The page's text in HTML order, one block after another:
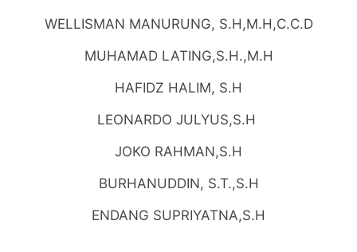
WELLISMAN MANURUNG, S.H,M.H,C.C.D
MUHAMAD LATING,S.H.,M.H
HAFIDZ HALIM, S.H
LEONARDO JULYUS,S.H
JOKO RAHMAN,S.H
BURHANUDDIN, S.T.,S.H
ENDANG SUPRIYATNA,S.H